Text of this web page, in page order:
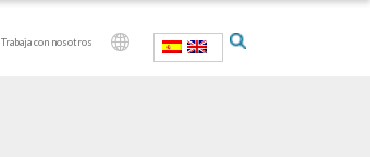
Trabaja con nosotros